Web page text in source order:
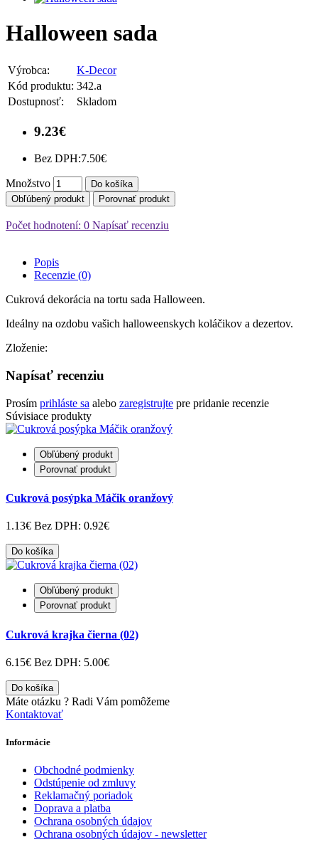
Halloween sada
Výrobca:
K-Decor
Kód produktu: 342.a
Dostupnosť:
Skladom
9.23€
Bez DPH:7.50€
Množstvo
Do košíka
Obľúbený produkt
Porovnať produkt
Počet hodnotení: 0 Napísať recenziu
Popis
Recenzie (0)
Cukrová dekorácia na tortu sada Halloween.
Ideálny na ozdobu vašich halloweenskych koláčikov a dezertov.
Zloženie:
Napísať recenziu
Prosím prihláste sa alebo zaregistrujte pre pridanie recenzie
Súvisiace produkty
Obľúbený produkt
Porovnať produkt
Cukrová posýpka Máčik oranžový
1.13€ Bez DPH: 0.92€
Do košíka
Obľúbený produkt
Porovnať produkt
Cukrová krajka čierna (02)
6.15€ Bez DPH: 5.00€
Do košíka
Máte otázku ? Radi Vám pomôžeme
Kontaktovať
Informácie
Obchodné podmienky
Odstúpenie od zmluvy
Reklamačný poriadok
Doprava a platba
Ochrana osobných údajov
Ochrana osobných údajov - newsletter